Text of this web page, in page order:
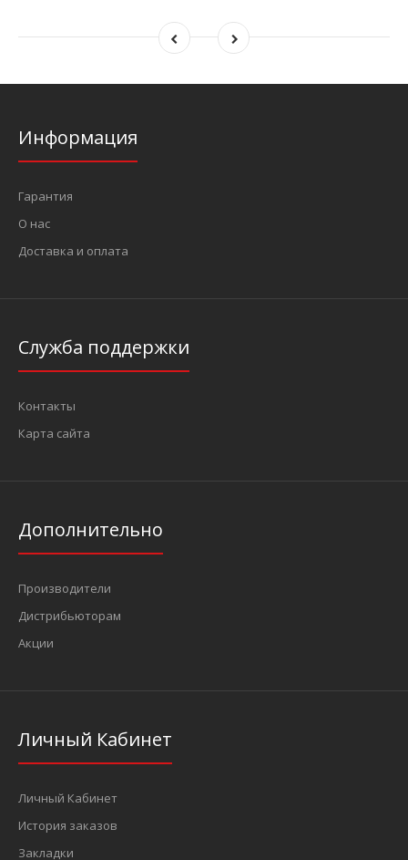
Информация
Гарантия
О нас
Доставка и оплата
Служба поддержки
Контакты
Карта сайта
Дополнительно
Производители
Дистрибьюторам
Акции
Личный Кабинет
Личный Кабинет
История заказов
Закладки